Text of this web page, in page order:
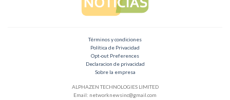
Términos y condiciones
Política de Privacidad
Opt-out Preferences
Declaracion de privacidad
Sobre la empresa
ALPHAZEN TECHNOLOGIES LIMITED
Email: networknewsinc@gmail.com